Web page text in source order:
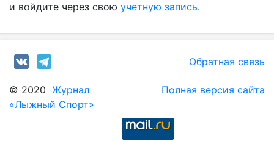
и войдите через свою учетную запись.
Обратная связь
© 2020 Журнал
«Лыжный Спорт»
Полная версия сайта